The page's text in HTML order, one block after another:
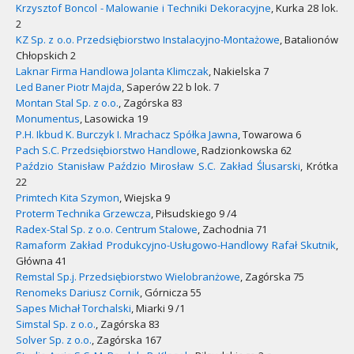
Krzysztof Boncol - Malowanie i Techniki Dekoracyjne, Kurka 28 lok.
2
KZ Sp. z o.o. Przedsiębiorstwo Instalacyjno-Montażowe, Batalionów
Chłopskich 2
Laknar Firma Handlowa Jolanta Klimczak, Nakielska 7
Led Baner Piotr Majda, Saperów 22 b lok. 7
Montan Stal Sp. z o.o., Zagórska 83
Monumentus, Lasowicka 19
P.H. Ikbud K. Burczyk I. Mrachacz Spółka Jawna, Towarowa 6
Pach S.C. Przedsiębiorstwo Handlowe, Radzionkowska 62
Paździo Stanisław Paździo Mirosław S.C. Zakład Ślusarski, Krótka
22
Primtech Kita Szymon, Wiejska 9
Proterm Technika Grzewcza, Piłsudskiego 9 /4
Radex-Stal Sp. z o.o. Centrum Stalowe, Zachodnia 71
Ramaform Zakład Produkcyjno-Usługowo-Handlowy Rafał Skutnik,
Główna 41
Remstal Sp.j. Przedsiębiorstwo Wielobranżowe, Zagórska 75
Renomeks Dariusz Cornik, Górnicza 55
Sapes Michał Torchalski, Miarki 9 /1
Simstal Sp. z o.o., Zagórska 83
Solver Sp. z o.o., Zagórska 167